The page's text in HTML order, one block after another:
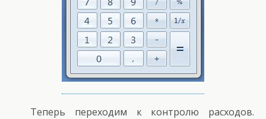
Теперь переходим к контролю расходов.